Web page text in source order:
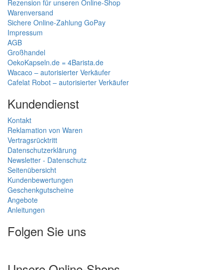
Rezension für unseren Online-Shop
Warenversand
Sichere Online-Zahlung GoPay
Impressum
AGB
Großhandel
OekoKapseln.de = 4Barista.de
Wacaco – autorisierter Verkäufer
Cafelat Robot – autorisierter Verkäufer
Kundendienst
Kontakt
Reklamation von Waren
Vertragsrücktritt
Datenschutzerklärung
Newsletter - Datenschutz
Seitenübersicht
Kundenbewertungen
Geschenkgutscheine
Angebote
Anleitungen
Folgen Sie uns